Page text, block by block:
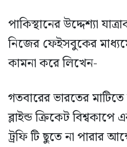
পাকিস্থানের উদ্দেশ্যা
নিজের ফেইসবুকের
কামনা করে লিখেন-
গতবারের ভারতের
ব্লাইন্ড ক্রিকেট
ট্রফি টি ছুতে না পারার